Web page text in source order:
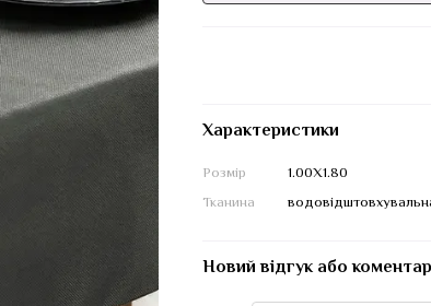
Характеристики
Розмір
1.00Х1.80
Тканина
Новий відгук або коментар